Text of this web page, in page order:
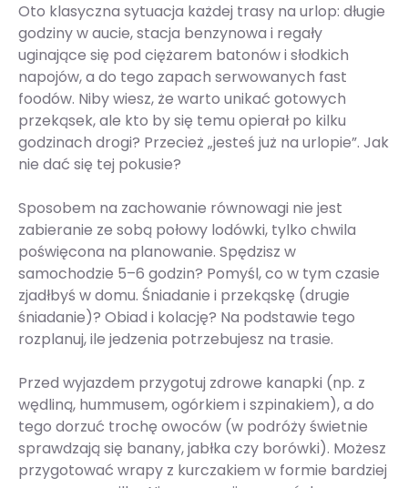
Oto klasyczna sytuacja każdej trasy na urlop: długie
godziny w aucie, stacja benzynowa i regały
uginające się pod ciężarem batonów i słodkich
napojów, a do tego zapach serwowanych fast
foodów. Niby wiesz, że warto unikać gotowych
przekąsek, ale kto by się temu opierał po kilku
godzinach drogi? Przecież „jesteś już na urlopie”. Jak
nie dać się tej pokusie?
Sposobem na zachowanie równowagi nie jest
zabieranie ze sobą połowy lodówki, tylko chwila
poświęcona na planowanie. Spędzisz w
samochodzie 5–6 godzin? Pomyśl, co w tym czasie
zjadłbyś w domu. Śniadanie i przekąskę (drugie
śniadanie)? Obiad i kolację? Na podstawie tego
rozplanuj, ile jedzenia potrzebujesz na trasie.
Przed wyjazdem przygotuj zdrowe kanapki (np. z
wędliną, hummusem, ogórkiem i szpinakiem), a do
tego dorzuć trochę owoców (w podróży świetnie
sprawdzają się banany, jabłka czy borówki). Możesz
przygotować wrapy z kurczakiem w formie bardziej